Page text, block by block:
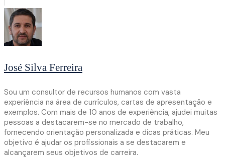
José Silva Ferreira
Sou um consultor de recursos humanos com vasta
experiência na área de currículos, cartas de apresentação e
exemplos. Com mais de 10 anos de experiência, ajudei muitas
pessoas a destacarem-se no mercado de trabalho,
fornecendo orientação personalizada e dicas práticas. Meu
objetivo é ajudar os profissionais a se destacarem e
alcançarem seus objetivos de carreira.